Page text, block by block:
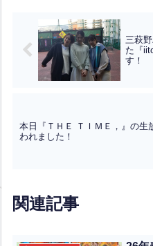
三萩
た『
す！
本日『ＴＨＥ ＴＩＭＥ，』の生
われました！
関連記事